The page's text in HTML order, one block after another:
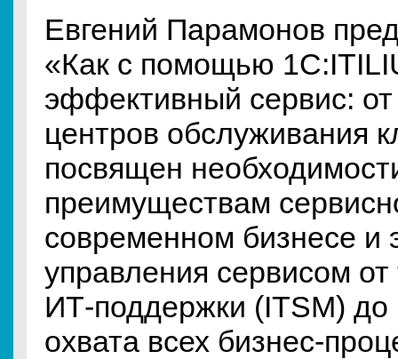
Евгений Парамонов
«Как с помощью
эффективный сервис:
центров обслуживания
посвящен
преимуществам
современном бизнесе и
управления сервисом
ИТ-поддержки (ITSM) до
охвата всех бизнес-